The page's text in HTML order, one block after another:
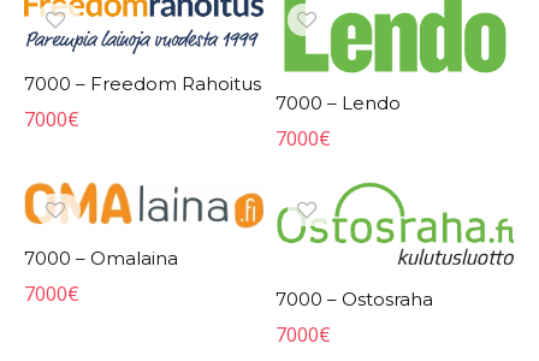
7000 – Freedom Rahoitus
7000€
7000 – Lendo
7000€
7000 – Omalaina
7000€ 7000 – Ostosraha
7000€